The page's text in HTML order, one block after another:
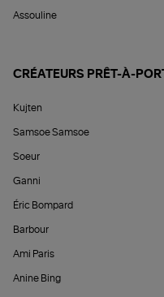
Assouline
CRÉATEURS PRÊT-À-
Kujten
Samsoe Samsoe
Soeur
Ganni
Éric Bompard
Barbour
Ami Paris
Anine Bing